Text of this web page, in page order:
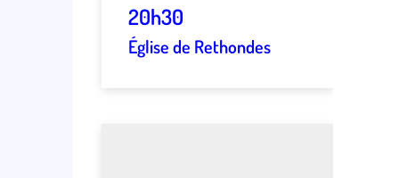
20h30
Église de Rethondes